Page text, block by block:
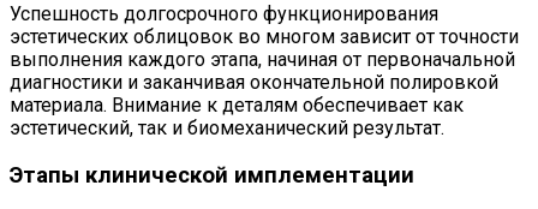
Успешность долгосрочного функционирования
эстетических облицовок во многом зависит от точности
выполнения каждого этапа, начиная от первоначальной
диагностики и заканчивая окончательной полировкой
материала. Внимание к деталям обеспечивает как
эстетический, так и биомеханический результат.
Этапы клинической имплементации